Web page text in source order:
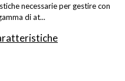
necessarie per gestire con
di at...